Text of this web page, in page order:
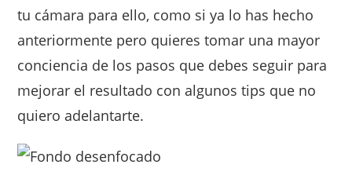
tu cámara para ello, como si ya lo has hecho
anteriormente pero quieres tomar una mayor
conciencia de los pasos que debes seguir para
mejorar el resultado con algunos tips que no
quiero adelantarte.